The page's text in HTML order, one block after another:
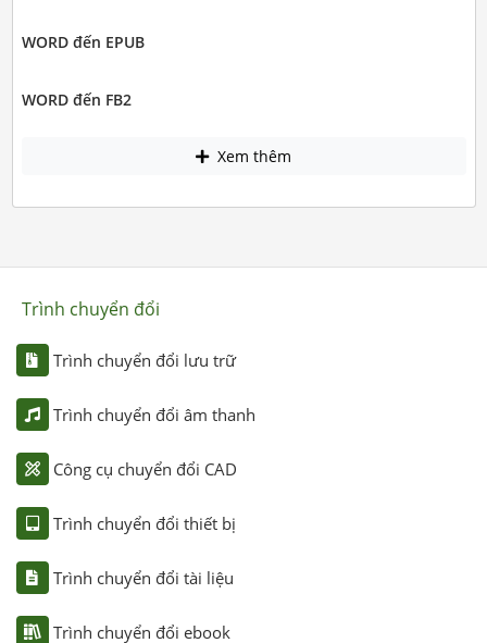
WORD đến EPUB
WORD đến FB2
Xem thêm
Trình chuyển đổi
Trình chuyển đổi lưu trữ
Trình chuyển đổi âm thanh
Công cụ chuyển đổi CAD
Trình chuyển đổi thiết bị
Trình chuyển đổi tài liệu
Trình chuyển đổi ebook